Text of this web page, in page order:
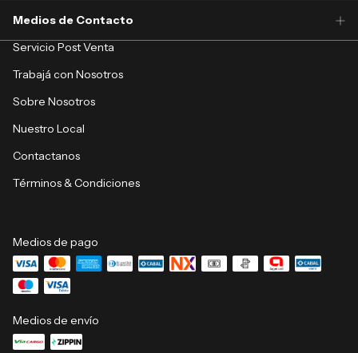
Medios de Contacto
Servicio Post Venta
Trabajá con Nosotros
Sobre Nosotros
Nuestro Local
Contactanos
Términos & Condiciones
Medios de pago
Medios de envío